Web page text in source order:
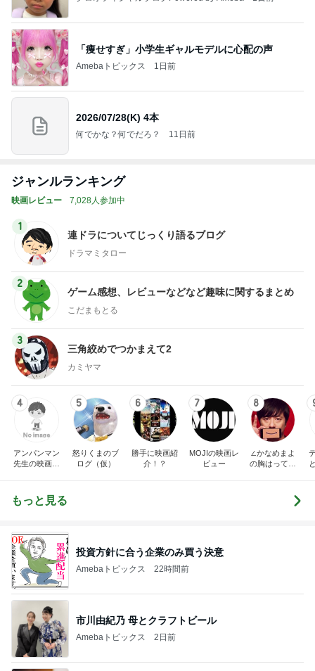
「痩せすぎ」小学生ギャルモデルに心配の声
Amebaトピックス 1日前
2026/07/28(K) 4本
何でかな？何でだろ？ 11日前
ジャンルランキング
映画レビュー 7,028人参加中
1
連ドラについてじっくり語るブログ
ドラマミタロー
2
ゲーム感想、レビューなどなど趣味に関するまとめ
こだまもとる
3
三角絞めでつかまえて2
カミヤマ
4
アンパンマン
先生の映画講
5
怒りくまのブ
ログ（仮）
6
勝手に映画紹
介！？
7
MOJIの映画レ
ビュー
8
∠かなめまよ
の胸はって行
もっと見る
投資方針に合う企業のみ買う決意
Amebaトピックス 22時間前
市川由紀乃 母とクラフトビール
Amebaトピックス 2日前